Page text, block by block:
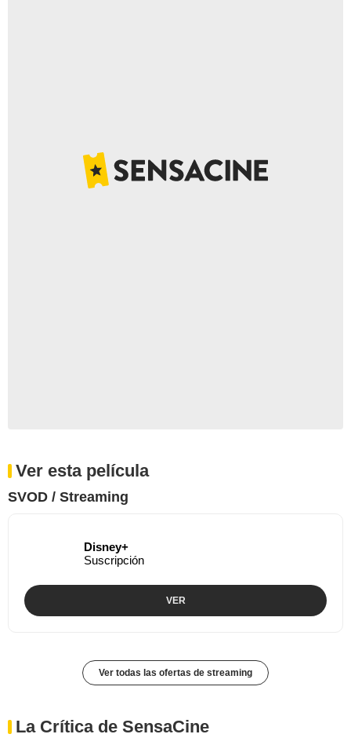
Ver esta película
SVOD / Streaming
Disney+
Suscripción
VER
Ver todas las ofertas de streaming
La Crítica de SensaCine